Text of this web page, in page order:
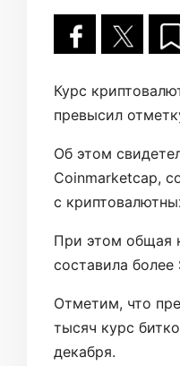
Курс
превысил
Об этом
Coinmarketcap,
с
При этом общая
составила
Отметим, что
тысяч курс
декабря.